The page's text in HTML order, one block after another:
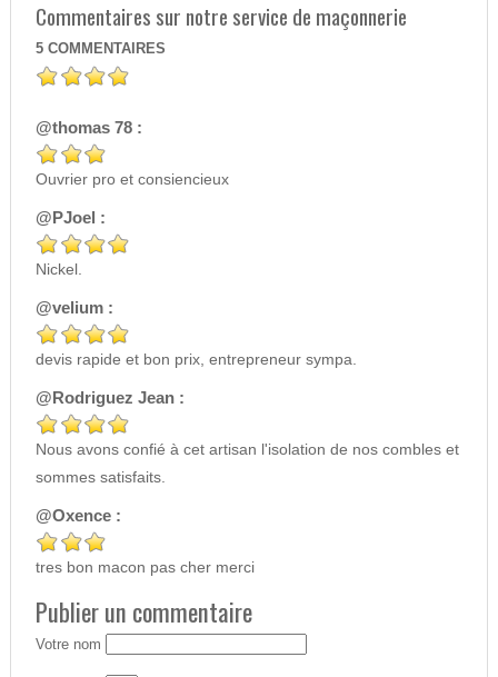
Commentaires sur notre service de maçonnerie
5 COMMENTAIRES
@thomas 78 :
Ouvrier pro et consiencieux
@PJoel :
Nickel.
@velium :
devis rapide et bon prix, entrepreneur sympa.
@Rodriguez Jean :
Nous avons confié à cet artisan l'isolation de nos combles et
sommes satisfaits.
@Oxence :
tres bon macon pas cher merci
Publier un commentaire
Votre nom